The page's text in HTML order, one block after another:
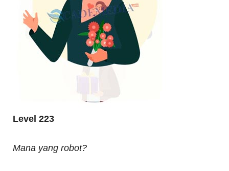
Level 223
Mana yang robot?